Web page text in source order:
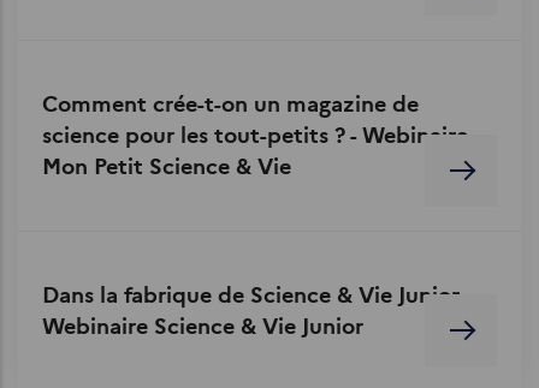
Comment crée-t-on un magazine de
science pour les tout-petits ? - Webinaire
Mon Petit Science & Vie
Dans la fabrique de Science & Vie Junior -
Webinaire Science & Vie Junior